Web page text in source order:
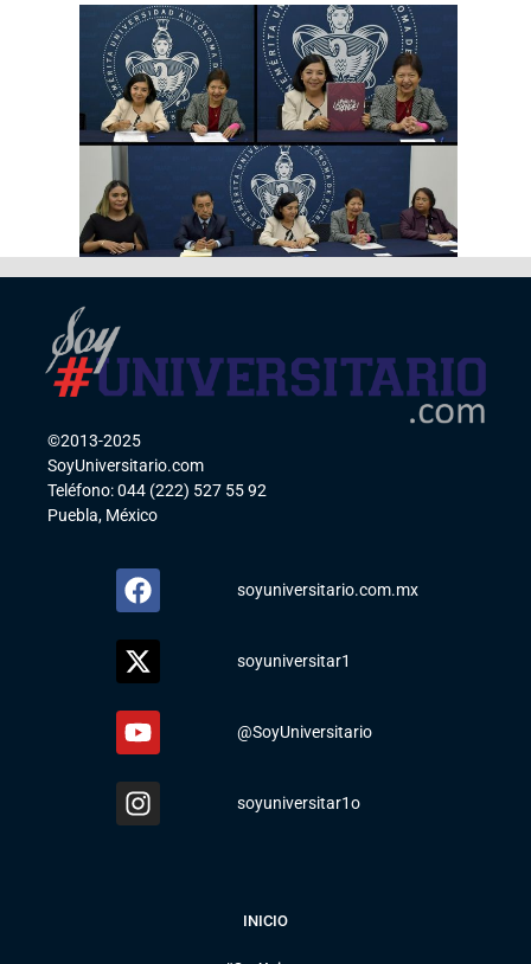
©2013-2025
SoyUniversitario.com
Teléfono: 044 (222) 527 55 92
Puebla, México
soyuniversitario.com.mx
soyuniversitar1
@SoyUniversitario
soyuniversitar1o
INICIO